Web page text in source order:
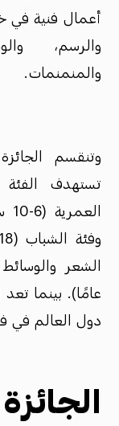
أعمال فنية في
والرسم،
والمنمنمات.
وتنقسم
تستهدف الفئة
عامًا). بينما
دول العالم في
الجائزة